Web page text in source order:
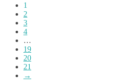
1
2
3
4
…
19
20
21
→